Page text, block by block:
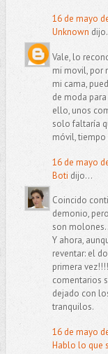
16 de mayo
Unknown
Vale, lo
mi movil, por
mi cama,
de moda
ello, unos
solo faltaría
móvil, tiempo
16 de mayo
Boti dijo...
Coincido
demonio,
son
Y ahora,
reventar: el
primera
comentarios
dejado con
tranquilos.
16 de mayo
Hablo lo que